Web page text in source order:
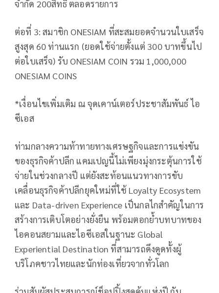
จำกัด 200สิทธิ์ ตลอดรายการ
ต่อที่ 3: สมาชิก ONESIAM ที่สะสมยอดจำนวนใบเสร็จ
สูงสุด 60 ท่านแรก (ยอดใช้จ่ายตั้งแต่ 300 บาทขึ้นไป
ต่อใบเสร็จ) รับ ONESIAM COIN รวม 1,000,000
ONESIAM COINS
*เงื่อนไขเพิ่มเติม ณ จุดเคาน์เตอร์ประชาสัมพันธ์ ไอ
ซีเอส
ท่ามกลางความท้าทายทางเศรษฐกิจและการแข่งขัน
ของธุรกิจค้าปลีก แคมเปญนี้ไม่เพียงมุ่งกระตุ้นการใช้
จ่ายในช่วงกลางปี แต่ยังสะท้อนแนวทางการขับ
เคลื่อนธุรกิจค้าปลีกยุคใหม่ที่ใช้ Loyalty Ecosystem
และ Data-driven Experience เป็นกลไกสำคัญในการ
สร้างการเติบโตอย่างยั่งยืน พร้อมตอกย้ำบทบาทของ
ไอคอนสยามและไอซีเอสในฐานะ Global
Experiential Destination ที่สามารถดึงดูดทั้งผู้
บริโภคชาวไทยและนักท่องเที่ยวจากทั่วโลก